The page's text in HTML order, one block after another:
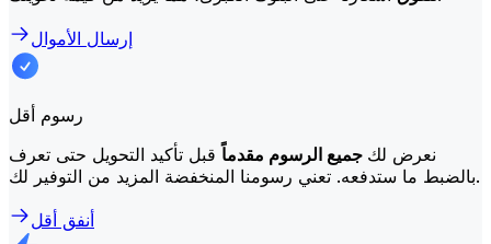
إرسال الأموال
رسوم أقل
نعرض لك جميع الرسوم مقدماًقبل تأكيد التحويل حتى تعرف
بالضبط ما ستدفعه. تعني رسومنا المنخفضة المزيد من التوفير لك.
أنفق أقل